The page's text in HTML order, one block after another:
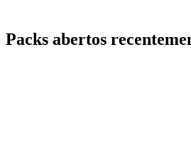
Packs abertos